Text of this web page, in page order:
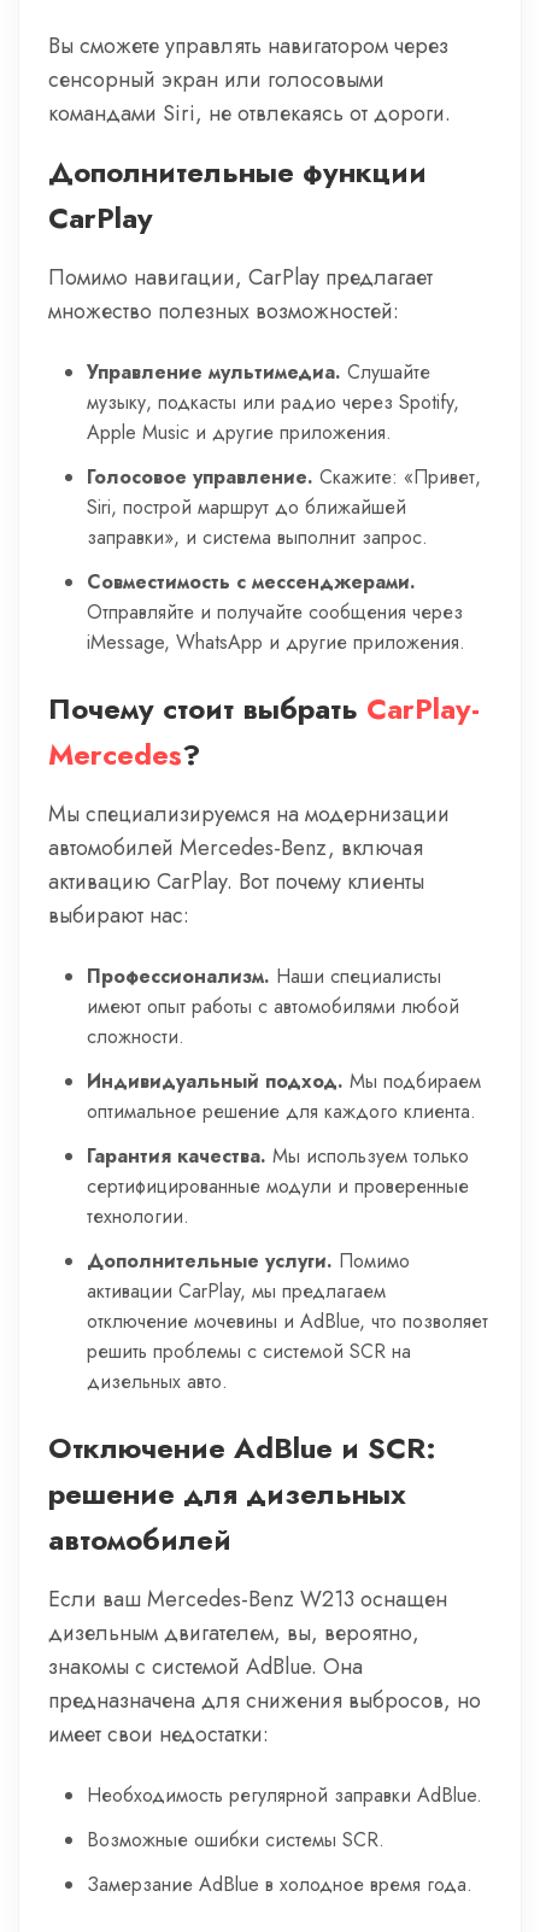
Вы сможете управлять навигатором через
сенсорный экран или голосовыми
командами Siri, не отвлекаясь от дороги.
Дополнительные функции
CarPlay
Помимо навигации, CarPlay предлагает
множество полезных возможностей:
Управление мультимедиа. Слушайте
музыку, подкасты или радио через Spotify,
Apple Music и другие приложения.
Голосовое управление. Скажите: «Привет,
Siri, построй маршрут до ближайшей
заправки», и система выполнит запрос.
Совместимость с мессенджерами.
Отправляйте и получайте сообщения через
iMessage, WhatsApp и другие приложения.
Почему стоит выбрать CarPlay-
Mercedes?
Мы специализируемся на модернизации
автомобилей Mercedes-Benz, включая
активацию CarPlay. Вот почему клиенты
выбирают нас:
Профессионализм. Наши специалисты
имеют опыт работы с автомобилями любой
сложности.
Индивидуальный подход. Мы подбираем
оптимальное решение для каждого клиента.
Гарантия качества. Мы используем только
сертифицированные модули и проверенные
технологии.
Дополнительные услуги. Помимо
активации CarPlay, мы предлагаем
отключение мочевины и AdBlue, что позволяет
решить проблемы с системой SCR на
дизельных авто.
Отключение AdBlue и SCR:
решение для дизельных
автомобилей
Если ваш Mercedes-Benz W213 оснащен
дизельным двигателем, вы, вероятно,
знакомы с системой AdBlue. Она
предназначена для снижения выбросов, но
имеет свои недостатки:
Необходимость регулярной заправки AdBlue.
Возможные ошибки системы SCR.
Замерзание AdBlue в холодное время года.